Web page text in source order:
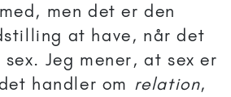
men det er den
at have, når det
sex. Jeg mener, at sex er
handler om relation,